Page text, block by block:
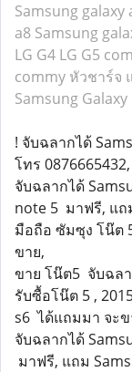
Samsung galaxy
a8 Samsung
LG G4 LG G5
commy หัวชาร์จ
Samsung
! จับฉลากได้
โทร
จับฉลากได้
note 5 มาฟรี, แถ
มือถือ ซัมซุง โน๊ต
ขาย,
ขาย โน๊ต5 จับฉล
รับซื้อโน๊ต 5 ,
s6 ได้แถมมา จะข
จับฉลากได้
มาฟรี, แถม